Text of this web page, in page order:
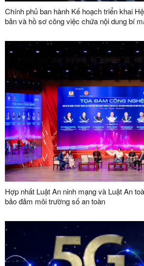
Chính phủ ban hành Kế hoạch triển khai
bản và hồ sơ công việc chứa nội dung bí
Hợp nhất Luật An ninh mạng và Luật An
bảo đảm môi trường số an toàn